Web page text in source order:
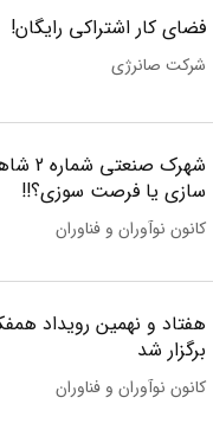
فضای کار اشتراکی رایگان!
شرکت صانرژی
شهرک
سازی یا فرصت سوزی؟!!
کانون نوآوران و فناوران
هفتاد و نهمین رویداد
برگزار شد
کانون نوآوران و فناوران